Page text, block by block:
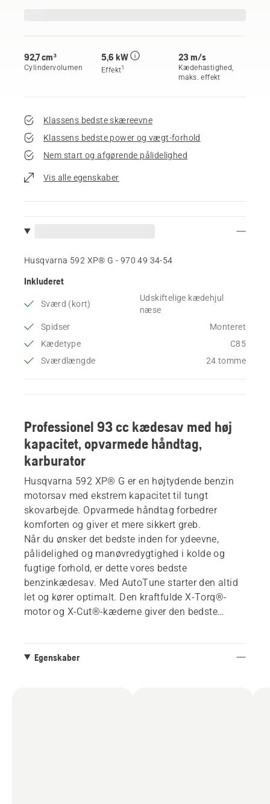
92,7 cm³
Cylindervolumen
5,6 kW
Effekt1
23 m/s
Kædehastighed,
maks. effekt
Klassens bedste skæreevne
Klassens bedste power og vægt-forhold
Nem start og afgørende pålidelighed
Vis alle egenskaber
Husqvarna 592 XP® G - 970 49 34‑54
Inkluderet
Sværd (kort)
Udskiftelige kædehjul
næse
Spidser
Monteret
Kædetype
C85
Sværdlængde
24 tomme
Professionel 93 cc kædesav med høj
kapacitet, opvarmede håndtag,
karburator
Husqvarna 592 XP® G er en højtydende benzin
motorsav med ekstrem kapacitet til tungt
skovarbejde. Opvarmede håndtag forbedrer
komforten og giver et mere sikkert greb.
Når du ønsker det bedste inden for ydeevne,
pålidelighed og manøvredygtighed i kolde og
fugtige forhold, er dette vores bedste
benzinkædesav. Med AutoTune starter den altid
let og kører optimalt. Den kraftfulde X-Torq®-
motor og X-Cut®-kæderne giver den bedste
Egenskaber